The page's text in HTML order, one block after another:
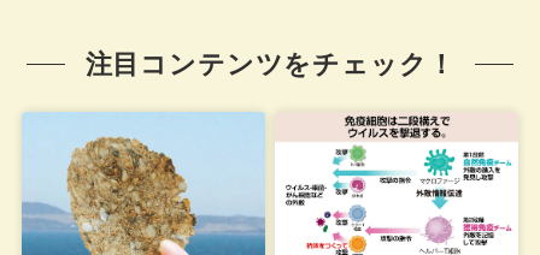
注目コンテンツをチェック！